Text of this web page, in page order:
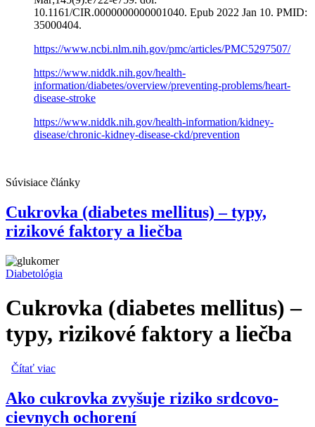
10.1161/CIR.0000000000001040. Epub 2022 Jan 10. PMID:
35000404.
https://www.ncbi.nlm.nih.gov/pmc/articles/PMC5297507/
https://www.niddk.nih.gov/health-
information/diabetes/overview/preventing-problems/heart-
disease-stroke
https://www.niddk.nih.gov/health-information/kidney-
disease/chronic-kidney-disease-ckd/prevention
Súvisiace články
Cukrovka (diabetes mellitus) – typy,
rizikové faktory a liečba
Diabetológia
Cukrovka (diabetes mellitus) –
typy, rizikové faktory a liečba
Čítať viac
Ako cukrovka zvyšuje riziko srdcovo-
cievnych ochorení